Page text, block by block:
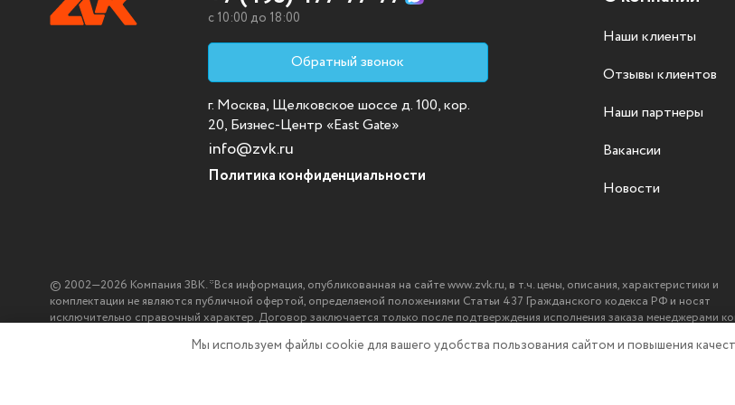
c 10:00 до 18:00
Обратный звонок
г. Москва, Щелковское шоссе д. 100, кор.
20, Бизнес-Центр «East Gate»
info@zvk.ru
Политика конфиденциальности
Наши клиенты
Отзывы клиентов
Наши партнеры
Вакансии
Новости
© 2002—2026 Компания ЗВК. *Вся информация, опубликованная на сайте www.zvk.ru, в т.ч. цены, описания, характеристики и
комплектации не являются публичной офертой, определяемой положениями Статьи 437 Гражданского кодекса РФ и носят
исключительно справочный характер. Договор заключается только после подтверждения исполнения заказа менеджерами
Мы используем файлы cookie для вашего удобства пользования сайтом и повышения